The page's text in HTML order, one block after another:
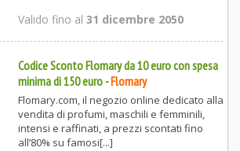
Valido fino al 31 dicembre 2050
Codice Sconto Flomary da 10 euro con spesa
minima di 150 euro-Flomary
Flomary.com, il negozio online dedicato alla
vendita di profumi, maschili e femminili,
intensi e raffinati, a prezzi scontati fino
all’80% su famosi[...]